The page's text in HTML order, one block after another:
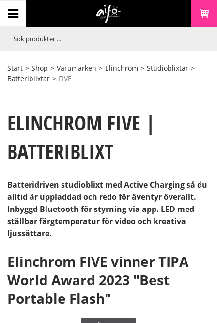
Start > Shop > Varumärken > Elinchrom > Studioblixtar >
Batteriblixtar > FIVE
ELINCHROM FIVE |
BATTERIBLIXT
Batteridriven studioblixt med Active Charging så du
alltid är uppladdad och redo för äventyr överallt.
Inbyggd Bluetooth för styrning via app. LED med
ställbar färgtemperatur för video och kreativa
ljussättare.
Elinchrom FIVE vinner TIPA
World Award 2023 "Best
Portable Flash"